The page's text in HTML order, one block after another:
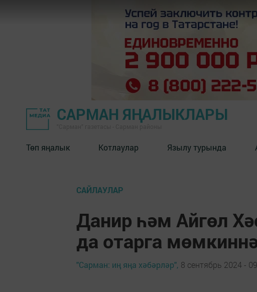
САРМАН ЯҢАЛЫКЛАРЫ
Төп яңалык Котлаулар Язылу турында
САЙЛАУЛАР
Данир һәм Айгөл
да отарга
"Сарман: иң яңа хәбәрләр", 8 сентябрь 2024 -